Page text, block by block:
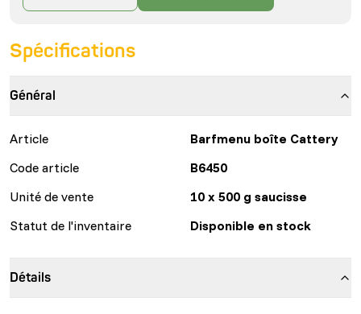
Spécifications
Général
Article
Barfmenu boîte Cattery
Code article
B6450
Unité de vente
10 x 500 g saucisse
Statut de l'inventaire
Disponible en stock
Détails